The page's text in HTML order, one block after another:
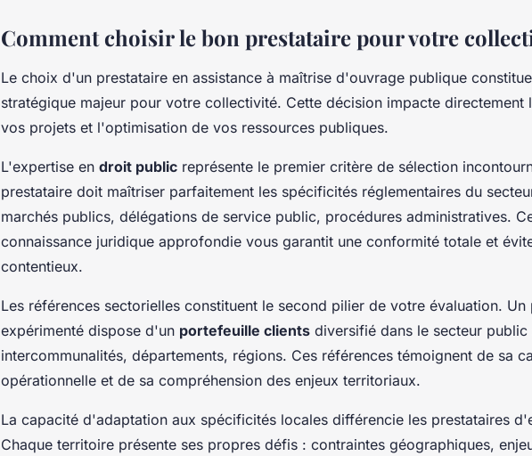
Comment choisir le bon prestataire pour votre
Le choix d'un prestataire en assistance à maîtrise d'ouvrage publique
stratégique majeur pour votre collectivité. Cette décision impacte directement
vos projets et l'optimisation de vos ressources publiques.
L'expertise en droit public représente le premier critère de sélection
prestataire doit maîtriser parfaitement les spécificités réglementaires du
marchés publics, délégations de service public, procédures administratives.
connaissance juridique approfondie vous garantit une conformité totale et
contentieux.
Les références sectorielles constituent le second pilier de votre évaluation. Un
expérimenté dispose d'un portefeuille clients diversifié dans le secteur public
intercommunalités, départements, régions. Ces références témoignent de sa
opérationnelle et de sa compréhension des enjeux territoriaux.
La capacité d'adaptation aux spécificités locales différencie les prestataires
Chaque territoire présente ses propres défis : contraintes géographiques,